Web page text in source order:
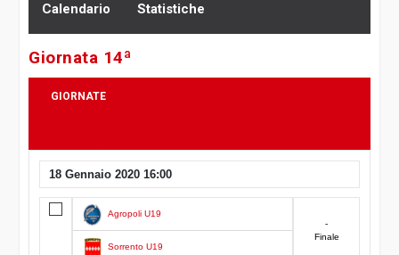
Calendario Statistiche
Giornata 14ª
GIORNATE
14
18 Gennaio 2020 16:00
Agropoli U19
Sorrento U19
-
Finale